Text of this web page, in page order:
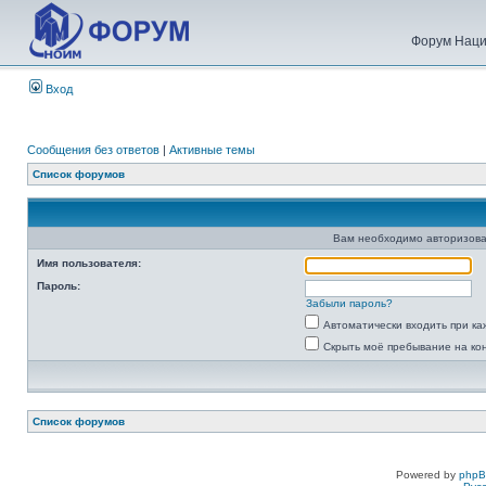
Форум
Вход
Сообщения без ответов | Активные темы
Список форумов
Вам необходимо
Имя пользователя:
Пароль:
Забыли пароль?
Автоматически входить при
Скрыть моё пребывание на
Список форумов
Powered by